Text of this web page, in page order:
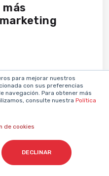
para mejorar nuestros
con sus preferencias
navegación. Para obtener más
consulte nuestra Política
de cookies
DECLINAR